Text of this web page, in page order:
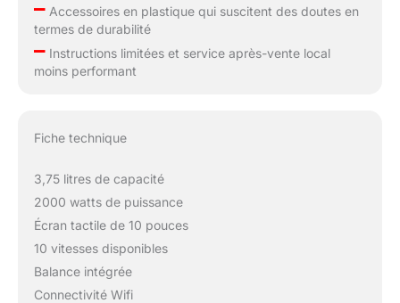
–Accessoires en plastique qui suscitent des doutes en
termes de durabilité
–Instructions limitées et service après-vente local
moins performant
Fiche technique
3,75 litres de capacité
2000 watts de puissance
Écran tactile de 10 pouces
10 vitesses disponibles
Balance intégrée
Connectivité Wifi